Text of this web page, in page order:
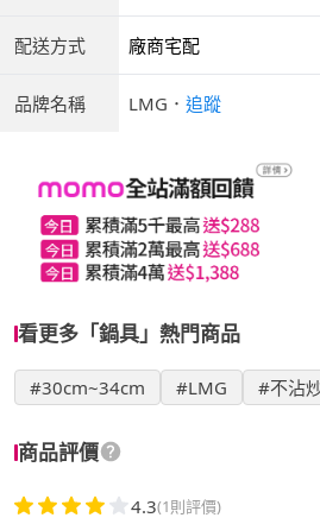
配送方式 廠商宅配
品牌名稱 LMG ． 追蹤
看更多「鍋具」熱門商品
#30cm~34cm #LMG #不沾
商品評價
4.3(1則評價)